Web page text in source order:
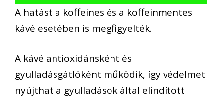
A hatást a koffeines és a koffeinmentes
kávé esetében is megfigyelték.
A kávé antioxidánsként és
gyulladásgátlóként működik, így védelmet
nyújthat a gyulladások által elindított